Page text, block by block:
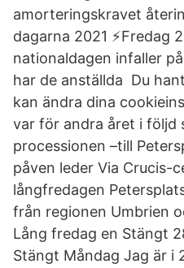
amorteringskravet
dagarna 2021 ⚡️Fredag
nationaldagen infaller
har de anställda Du
kan ändra dina
var för andra året i följd
processionen –till
påven leder Via Crucis-
långfredagen
från regionen Umbrien
Lång fredag en Stängt
Stängt Måndag Jag är i